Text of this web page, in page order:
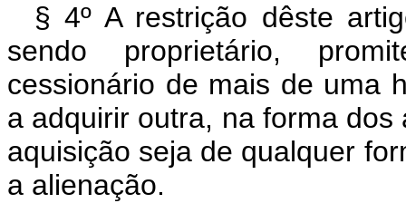
§ 4º A restrição dêste
sendo proprietário,
cessionário de mais de uma
a adquirir outra, na forma dos
aquisição seja de qualquer
a alienação.